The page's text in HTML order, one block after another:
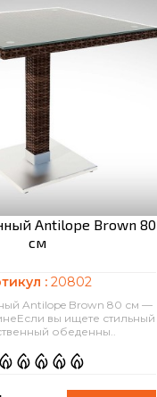
Antilope Brown 80
см
: 20802
Antilope Brown 80 см —
вы ищете стильный
обеденны..